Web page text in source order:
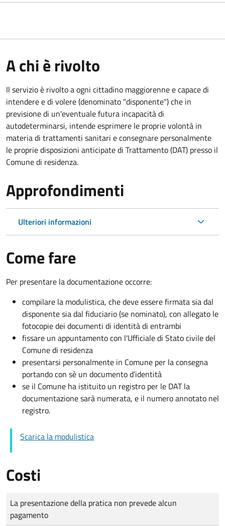
A chi è rivolto
Il servizio è rivolto a ogni cittadino maggiorenne e capace di
intendere e di volere (denominato "disponente") che in
previsione di un'eventuale futura incapacità di
autodeterminarsi, intende esprimere le proprie volontà in
materia di trattamenti sanitari e consegnare personalmente
le proprie disposizioni anticipate di Trattamento (DAT) presso il
Comune di residenza.
Approfondimenti
Ulteriori informazioni
Come fare
Per presentare la documentazione occorre:
compilare la modulistica, che deve essere firmata sia dal
disponente sia dal fiduciario (se nominato), con allegato le
fotocopie dei documenti di identità di entrambi
fissare un appuntamento con l'Ufficiale di Stato civile del
Comune di residenza
presentarsi personalmente in Comune per la consegna
portando con sè un documento d'identità
se il Comune ha istituito un registro per le DAT la
documentazione sarà numerata, e il numero annotato nel
registro.
Scarica la modulistica
Costi
Tipo di pagamento
Importo
La presentazione della pratica non prevede alcun
pagamento